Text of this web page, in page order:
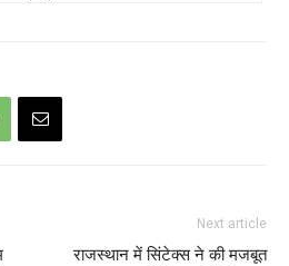
Next article
राजस्थान में सिंटेक्स ने की मजबूत